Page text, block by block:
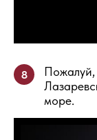
8
море.